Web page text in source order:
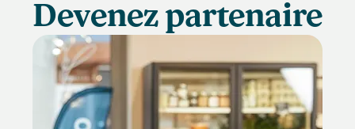
Devenez partenaire